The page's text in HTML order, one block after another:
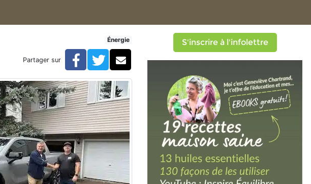
à-tout » certifiées au Canada
Énergie
Partager sur Facebook
TwitterCourriel
S'inscrire à l'infolettre